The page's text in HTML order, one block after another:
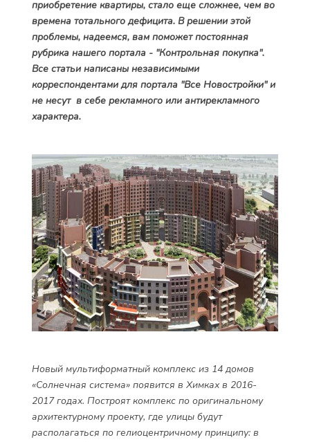
приобретение квартиры, стало еще сложнее, чем во
времена тотального дефицита. В решении этой
проблемы, надеемся, вам поможет постоянная
рубрика нашего портала - "Контрольная покупка".
Все статьи написаны независимыми
корреспондентами для портала "Все Новостройки" и
не несут в себе рекламного или антирекламного
характера.
Новый мультиформатный комплекс из 14 домов
«Солнечная система» появится в Химках в 2016-
2017 годах. Построят комплекс по оригинальному
архитектурному проекту, где улицы будут
располагаться по гелиоцентричному принципу: в